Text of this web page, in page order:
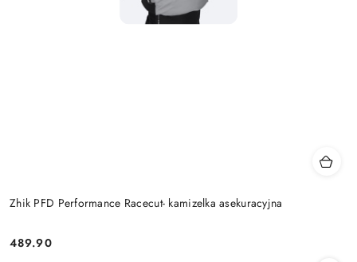
Zhik PFD Performance Racecut- kamizelka asekuracyjna
Cena:
489.90